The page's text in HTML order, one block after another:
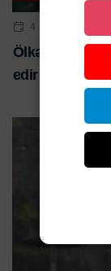
4 MAY 2025 |
Ölkə
edir - FAKTİKİ